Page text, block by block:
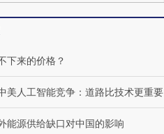
下来的价格？
美人工智能竞争：道路比技术更重要
能源供给缺口对中国的影响